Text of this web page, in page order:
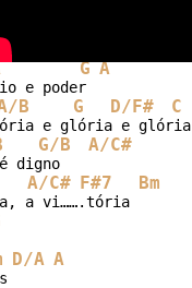
e que há de vir
G A
e poder
B G D/F# C
e glória e glória
G/B A/C#
digno
A/C# F#7 Bm
a vi…….tória
D/A A